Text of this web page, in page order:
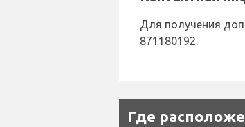
Для получения
871180192.
Где